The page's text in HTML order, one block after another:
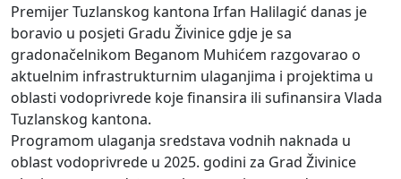
Premijer Tuzlanskog kantona Irfan Halilagić danas je
boravio u posjeti Gradu Živinice gdje je sa
gradonačelnikom Beganom Muhićem razgovarao o
aktuelnim infrastrukturnim ulaganjima i projektima u
oblasti vodoprivrede koje finansira ili sufinansira Vlada
Tuzlanskog kantona.
Programom ulaganja sredstava vodnih naknada u
oblast vodoprivrede u 2025. godini za Grad Živinice